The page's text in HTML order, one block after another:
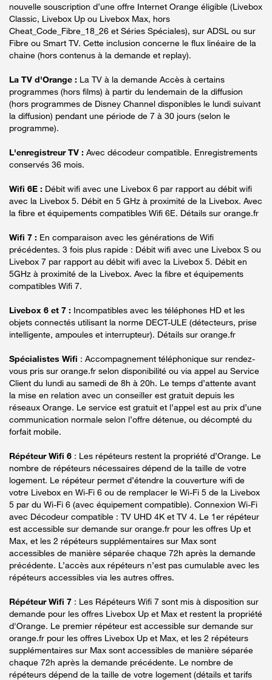
nouvelle souscription d’une offre Internet Orange éligible (Livebox
Classic, Livebox Up ou Livebox Max, hors
Cheat_Code_Fibre_18_26 et Séries Spéciales), sur ADSL ou sur
Fibre ou Smart TV. Cette inclusion concerne le flux linéaire de la
chaine (hors contenus à la demande et replay).
La TV d'Orange : La TV à la demande Accès à certains
programmes (hors films) à partir du lendemain de la diffusion
(hors programmes de Disney Channel disponibles le lundi suivant
la diffusion) pendant une période de 7 à 30 jours (selon le
programme).
L'enregistreur TV : Avec décodeur compatible. Enregistrements
conservés 36 mois.
Wifi 6E : Débit wifi avec une Livebox 6 par rapport au débit wifi
avec la Livebox 5. Débit en 5 GHz à proximité de la Livebox. Avec
la fibre et équipements compatibles Wifi 6E. Détails sur orange.fr
Wifi 7 : En comparaison avec les générations de Wifi
précédentes. 3 fois plus rapide : Débit wifi avec une Livebox S ou
Livebox 7 par rapport au débit wifi avec la Livebox 5. Débit en
5GHz à proximité de la Livebox. Avec la fibre et équipements
compatibles Wifi 7.
Livebox 6 et 7 : Incompatibles avec les téléphones HD et les
objets connectés utilisant la norme DECT-ULE (détecteurs, prise
intelligente, ampoules et interrupteur). Détails sur orange.fr
Spécialistes Wifi : Accompagnement téléphonique sur rendez-
vous pris sur orange.fr selon disponibilité ou via appel au Service
Client du lundi au samedi de 8h à 20h. Le temps d’attente avant
la mise en relation avec un conseiller est gratuit depuis les
réseaux Orange. Le service est gratuit et l’appel est au prix d’une
communication normale selon l’offre détenue, ou décompté du
forfait mobile.
Répéteur Wifi 6 : Les répéteurs restent la propriété d’Orange. Le
nombre de répéteurs nécessaires dépend de la taille de votre
logement. Le répéteur permet d’étendre la couverture wifi de
votre Livebox en Wi-Fi 6 ou de remplacer le Wi-Fi 5 de la Livebox
5 par du Wi-Fi 6 (avec équipement compatible). Connexion Wi-Fi
avec Décodeur compatible : TV UHD 4K et TV 4. Le 1er répéteur
est accessible sur demande sur orange.fr pour les offres Up et
Max, et les 2 répéteurs supplémentaires sur Max sont
accessibles de manière séparée chaque 72h après la demande
précédente. L’accès aux répéteurs n’est pas cumulable avec les
répéteurs accessibles via les autres offres.
Répéteur Wifi 7 : Les Répéteurs Wifi 7 sont mis à disposition sur
demande pour les offres Livebox Up et Max et restent la propriété
d'Orange. Le premier répéteur est accessible sur demande sur
orange.fr pour les offres Livebox Up et Max, et les 2 répéteurs
supplémentaires sur Max sont accessibles de manière séparée
chaque 72h après la demande précédente. Le nombre de
répéteurs dépend de la taille de votre logement (détails et tarifs